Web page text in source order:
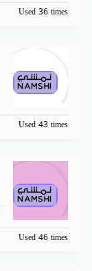
Used 36 times
Used 43 times
Used 46 times